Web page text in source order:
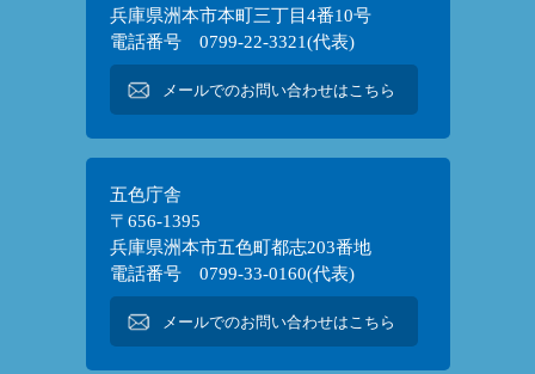
兵庫県洲本市本町三丁目4番10号
電話番号 0799-22-3321(代表)
メールでのお問い合わせはこちら
五色庁舎
〒656-1395
兵庫県洲本市五色町都志203番地
電話番号 0799-33-0160(代表)
メールでのお問い合わせはこちら